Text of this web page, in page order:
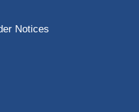
Notices